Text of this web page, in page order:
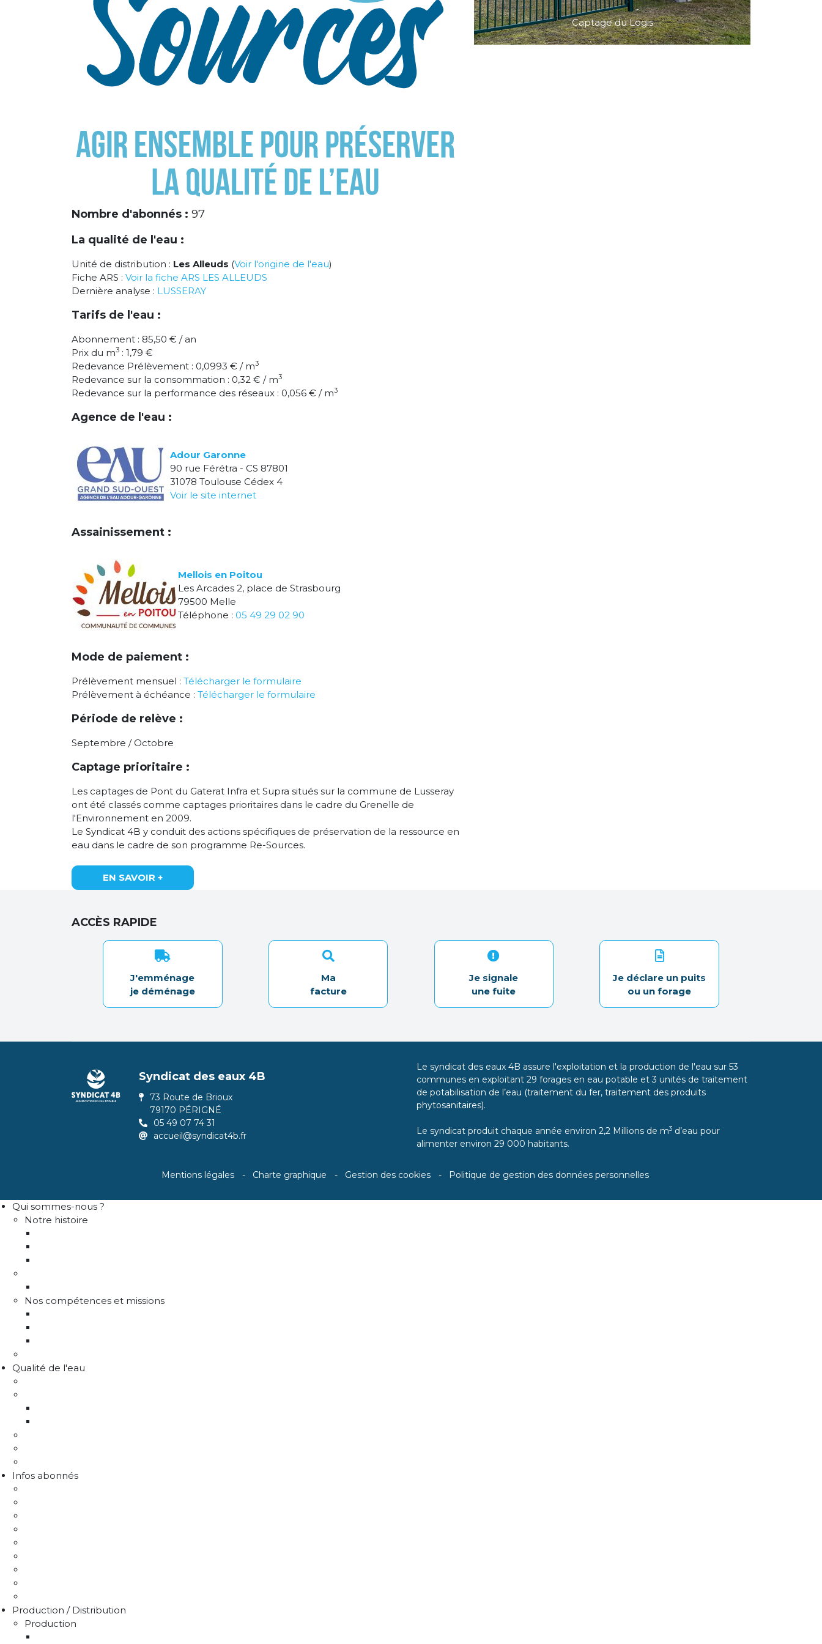
Nombre d'abonnés : 97
La qualité de l'eau :
Unité de distribution : Les Alleuds (Voir l'origine de l'eau)
Fiche ARS : Voir la fiche ARS LES ALLEUDS
Dernière analyse : LUSSERAY
Tarifs de l'eau :
Abonnement : 85,50 € / an
Prix du m3 : 1,79 €
Redevance Prélèvement : 0,0993 € / m3
Redevance sur la consommation : 0,32 € / m3
Redevance sur la performance des réseaux : 0,056 € / m3
Agence de l'eau :
Adour Garonne
90 rue Férétra - CS 87801
31078 Toulouse Cédex 4
Voir le site internet
Assainissement :
Mellois en Poitou
Les Arcades 2, place de Strasbourg
79500 Melle
Téléphone : 05 49 29 02 90
Mode de paiement :
Prélèvement mensuel : Télécharger le formulaire
Prélèvement à échéance : Télécharger le formulaire
Période de relève :
Septembre / Octobre
Captage prioritaire :
Les captages de Pont du Gaterat Infra et Supra situés sur la commune de Lusseray
ont été classés comme captages prioritaires dans le cadre du Grenelle de
l'Environnement en 2009.
Le Syndicat 4B y conduit des actions spécifiques de préservation de la ressource en
eau dans le cadre de son programme Re-Sources.
EN SAVOIR +
Captage du Logis
Captage et déferrisation de Pont de
Gatera
ACCÈS RAPIDE
J'emménage
je déménage
Ma
facture
Je signale
une fuite
Je déclare un puits
ou un forage
Syndicat des eaux 4B
73 Route de Brioux
79170 PÉRIGNÉ
05 49 07 74 31
accueil@syndicat4b.fr
Le syndicat des eaux 4B assure l'exploitation et la production de l'eau sur 53
communes en exploitant 29 forages en eau potable et 3 unités de traitement
de potabilisation de l’eau (traitement du fer, traitement des produits
phytosanitaires).
Le syndicat produit chaque année environ 2,2 Millions de m3 d’eau pour
alimenter environ 29 000 habitants.
Mentions légales Charte graphique Gestion des cookies Politique de gestion des données personnelles
Qui sommes-nous ?
Notre histoire
Nos compétences et missions
Qualité de l'eau
Infos abonnés
Production / Distribution
Production